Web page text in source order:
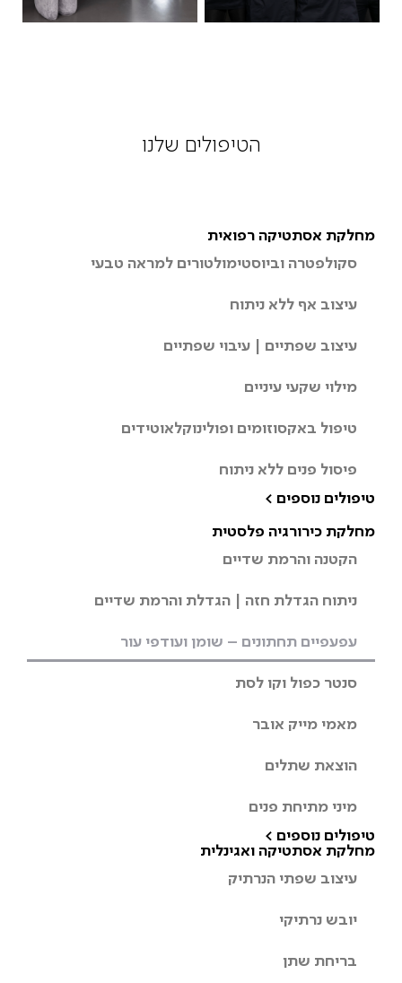
הטיפולים שלנו
מחלקת אסתטיקה רפואית
סקולפטרה וביוסטימולטורים למראה טבעי
עיצוב אף ללא ניתוח
עיצוב שפתיים | עיבוי שפתיים
מילוי שקעי עיניים
טיפול באקסוזומים ופולינוקלאוטידים
פיסול פנים ללא ניתוח
טיפולים נוספים >
מחלקת כירורגיה פלסטית
הקטנה והרמת שדיים
ניתוח הגדלת חזה | הגדלת והרמת שדיים
עפעפיים תחתונים – שומן ועודפי עור
סנטר כפול וקו לסת
מאמי מייק אובר
הוצאת שתלים
מיני מתיחת פנים
טיפולים נוספים >
מחלקת אסתטיקה ואגינלית
עיצוב שפתי הנרתיק
יובש נרתיקי
בריחת שתן